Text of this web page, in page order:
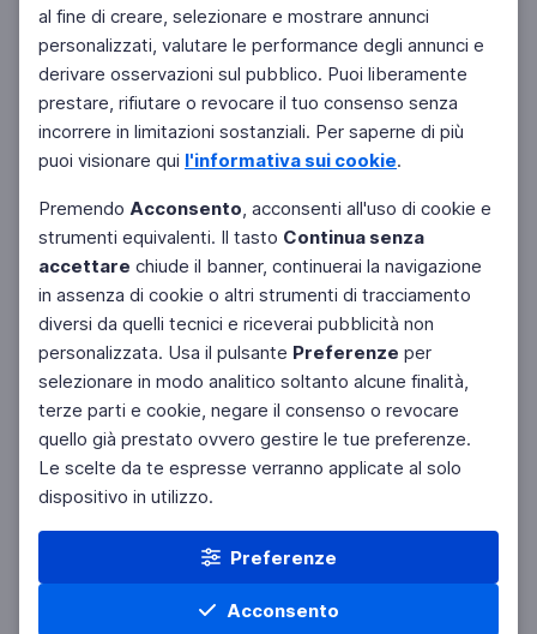
al fine di creare, selezionare e mostrare annunci
personalizzati, valutare le performance degli annunci e
derivare osservazioni sul pubblico. Puoi liberamente
prestare, rifiutare o revocare il tuo consenso senza
incorrere in limitazioni sostanziali. Per saperne di più
puoi visionare qui l'informativa sui cookie.
Premendo Acconsento, acconsenti all'uso di cookie e
strumenti equivalenti. Il tasto Continua senza
accettare chiude il banner, continuerai la navigazione
in assenza di cookie o altri strumenti di tracciamento
diversi da quelli tecnici e riceverai pubblicità non
personalizzata. Usa il pulsante Preferenze per
selezionare in modo analitico soltanto alcune finalità,
terze parti e cookie, negare il consenso o revocare
quello già prestato ovvero gestire le tue preferenze.
Le scelte da te espresse verranno applicate al solo
dispositivo in utilizzo.
Preferenze
Acconsento